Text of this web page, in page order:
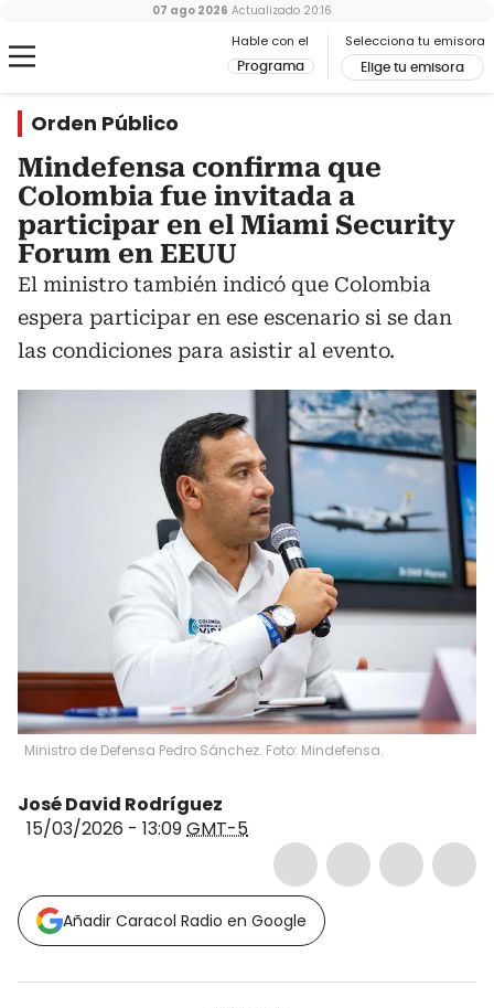
Hable con el
Programa
Selecciona tu emisora
Elige tu emisora
07 ago 2026 Actualizado 20:16
Orden Público
Mindefensa confirma que
Colombia fue invitada a
participar en el Miami Security
Forum en EEUU
El ministro también indicó que Colombia
espera participar en ese escenario si se dan
las condiciones para asistir al evento.
Ministro de Defensa Pedro Sánchez. Foto: Mindefensa.
José David Rodríguez
15/03/2026 - 13:09GMT-5
Añadir Caracol Radio en Google